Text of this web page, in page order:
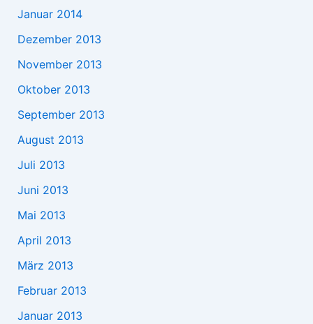
Januar 2014
Dezember 2013
November 2013
Oktober 2013
September 2013
August 2013
Juli 2013
Juni 2013
Mai 2013
April 2013
März 2013
Februar 2013
Januar 2013